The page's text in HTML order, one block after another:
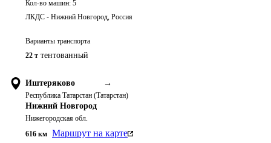
Кол-во машин: 5
ЛКДС - Нижний Новгород, Россия
Варианты транспорта
22 т тентованный
Иштеряково →
Республика Татарстан (Татарстан)
Нижний Новгород
Нижегородская обл.
616 км Маршрут на карте